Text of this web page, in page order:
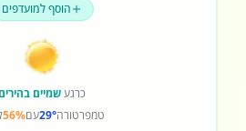
הוסף למועדפים
כרגעשמיים בהירים
טמפרטורה29°עם56%